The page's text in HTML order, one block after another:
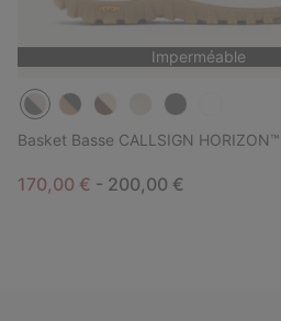
Imperméable
Basket Basse CALLSIGN
Minimum sale price:
170,00 € - Maximum price:
200,00 €